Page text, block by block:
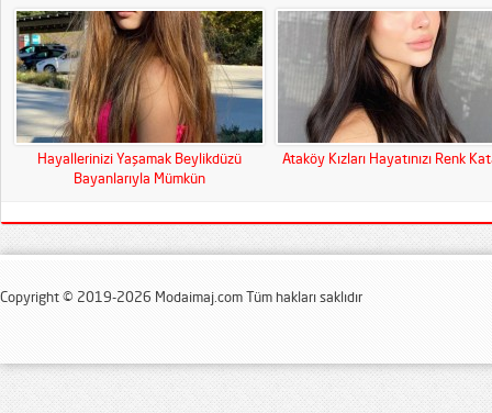
Hayallerinizi Yaşamak Beylikdüzü
Bayanlarıyla Mümkün
Ataköy Kızları Hayatınızı Renk
Copyright © 2019-2026 Modaimaj.com Tüm hakları saklıdır